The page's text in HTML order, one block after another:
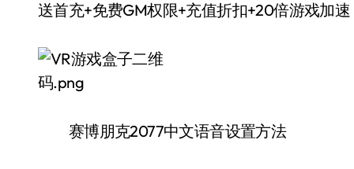
送首充+免费GM权限+充值折扣+20倍游戏加速
赛博朋克2077中文语音设置方法